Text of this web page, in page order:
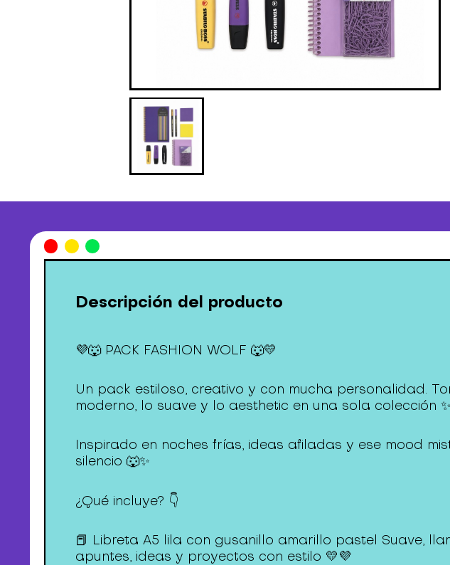
Descripción del producto
💜🐺 PACK FASHION WOLF 🐺💛
Un pack estiloso, creativo y con mucha personalidad.
moderno, lo suave y lo aesthetic en una sola colección
Inspirado en noches frías, ideas afiladas y ese mood
silencio 🐺✨
¿Qué incluye? 👇
📕 Libreta A5 lila con gusanillo amarillo pastel Suave,
apuntes, ideas y proyectos con estilo 💛💜